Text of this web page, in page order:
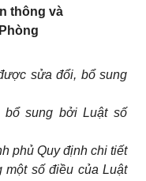
thông và
sửa đổi, bổ sung
sung bởi Luật số
phủ Quy định chi tiết
một số điều của Luật